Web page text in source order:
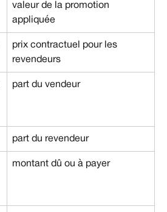
valeur de la promotion
appliquée
prix contractuel pour les
revendeurs
part du vendeur
part du revendeur
montant dû ou à payer